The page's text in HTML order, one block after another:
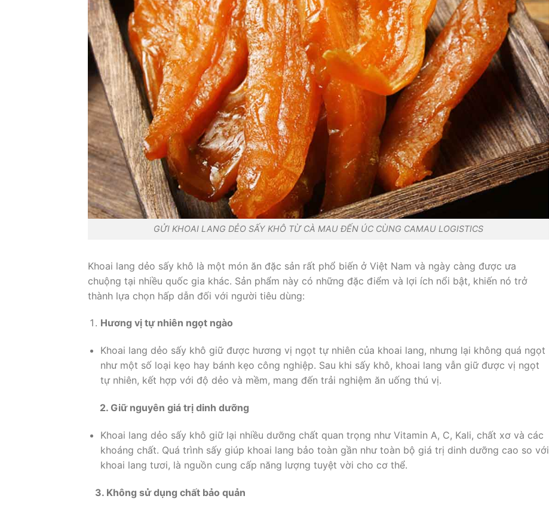
GỬI KHOAI LANG DẺO SẤY KHÔ TỪ CÀ MAU ĐẾN ÚC CÙNG CAMAU LOGISTICS
Khoai lang dẻo sấy khô là một món ăn đặc sản rất phổ biến ở Việt Nam và ngày càng được ưa
chuộng tại nhiều quốc gia khác. Sản phẩm này có những đặc điểm và lợi ích nổi bật, khiến nó trở
thành lựa chọn hấp dẫn đối với người tiêu dùng:
Hương vị tự nhiên ngọt ngào
Khoai lang dẻo sấy khô giữ được hương vị ngọt tự nhiên của khoai lang, nhưng lại không quá ngọt
như một số loại kẹo hay bánh kẹo công nghiệp. Sau khi sấy khô, khoai lang vẫn giữ được vị ngọt
tự nhiên, kết hợp với độ dẻo và mềm, mang đến trải nghiệm ăn uống thú vị.
2. Giữ nguyên giá trị dinh dưỡng
Khoai lang dẻo sấy khô giữ lại nhiều dưỡng chất quan trọng như Vitamin A, C, Kali, chất xơ và các
khoáng chất. Quá trình sấy giúp khoai lang bảo toàn gần như toàn bộ giá trị dinh dưỡng cao so với
khoai lang tươi, là nguồn cung cấp năng lượng tuyệt vời cho cơ thể.
3. Không sử dụng chất bảo quản